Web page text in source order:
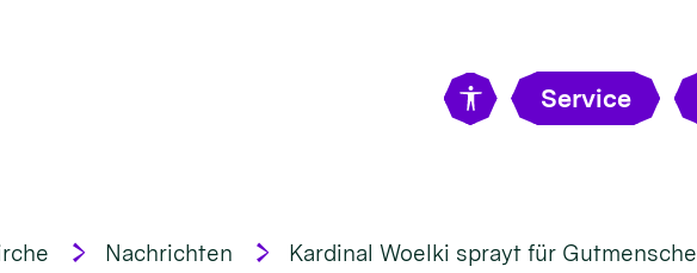
Service
Nachrichten Kardinal Woelki sprayt für